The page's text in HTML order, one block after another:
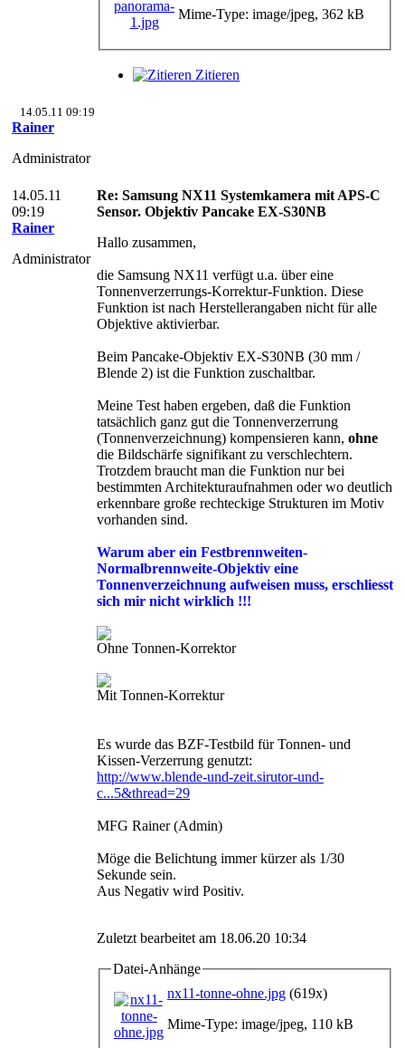
Mime-Type: image/jpeg, 362 kB
Zitieren
14.05.11 09:19
Rainer
Administrator
14.05.11
09:19
Rainer
Administrator
Re: Samsung NX11 Systemkamera mit APS-C
Sensor. Objektiv Pancake EX-S30NB
Hallo zusammen,
die Samsung NX11 verfügt u.a. über eine
Tonnenverzerrungs-Korrektur-Funktion. Diese
Funktion ist nach Herstellerangaben nicht für alle
Objektive aktivierbar.
Beim Pancake-Objektiv EX-S30NB (30 mm /
Blende 2) ist die Funktion zuschaltbar.
Meine Test haben ergeben, daß die Funktion
tatsächlich ganz gut die Tonnenverzerrung
(Tonnenverzeichnung) kompensieren kann, ohne
die Bildschärfe signifikant zu verschlechtern.
Trotzdem braucht man die Funktion nur bei
bestimmten Architekturaufnahmen oder wo deutlich
erkennbare große rechteckige Strukturen im Motiv
vorhanden sind.
Warum aber ein Festbrennweiten-
Normalbrennweite-Objektiv eine
Tonnenverzeichnung aufweisen muss, erschliesst
sich mir nicht wirklich !!!
Ohne Tonnen-Korrektor
Mit Tonnen-Korrektur
Es wurde das BZF-Testbild für Tonnen- und
Kissen-Verzerrung genutzt:
http://www.blende-und-zeit.sirutor-und-
c...5&thread=29
MFG Rainer (Admin)
Möge die Belichtung immer kürzer als 1/30
Sekunde sein.
Aus Negativ wird Positiv.
Zuletzt bearbeitet am 18.06.20 10:34
Datei-Anhänge
nx11-tonne-ohne.jpg (619x)
Mime-Type: image/jpeg, 110 kB